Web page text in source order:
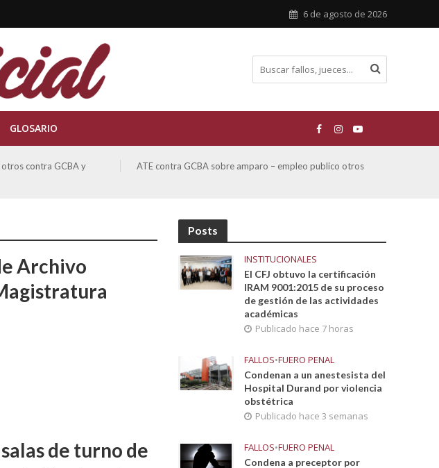
6 de agosto de 2026
GLOSARIO
publico otros
San Miguel, Alberto Hector y otros contra GCBA y otros
Archivo
de turno de
Posts
INSTITUCIONALES
El CFJ obtuvo la certificación
IRAM 9001:2015 de su proceso
de gestión de las actividades
académicas
Publicado hace 7 horas
FALLOS•FUERO PENAL
Condenan a un anestesista del
Hospital Durand por violencia
obstétrica
Publicado hace 3 semanas
FALLOS•FUERO PENAL
Condena a preceptor por